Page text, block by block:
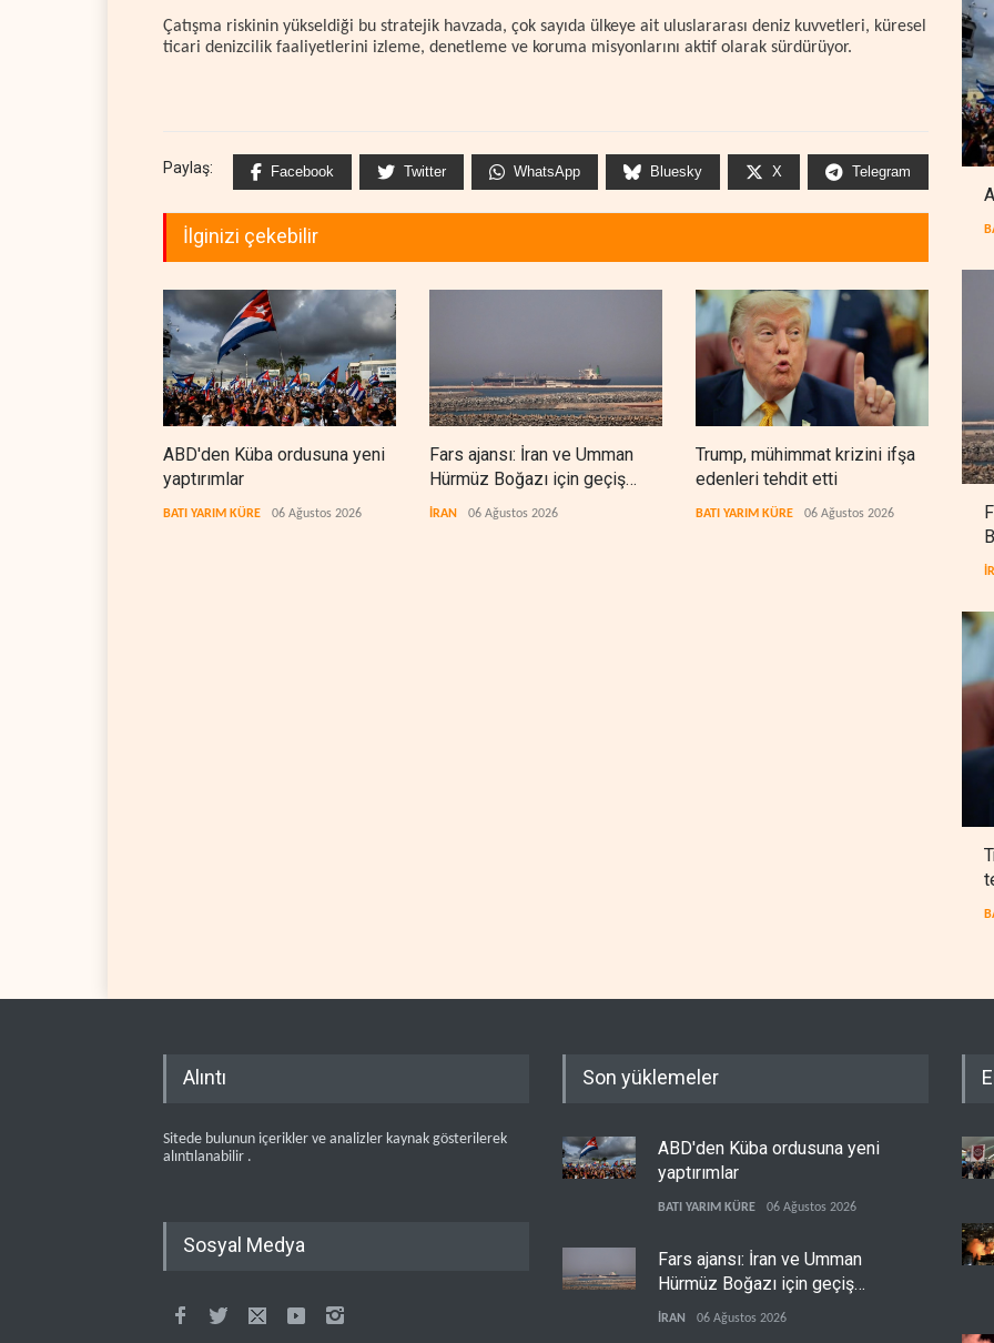
Çatışma riskinin yükseldiği bu stratejik havzada, çok sayıda ülkeye ait uluslararası deniz kuvvetleri, küresel
ticari denizcilik faaliyetlerini izleme, denetleme ve koruma misyonlarını aktif olarak sürdürüyor.
Paylaş: Facebook Twitter WhatsApp Bluesky X Telegram
İlginizi çekebilir
ABD'den Küba ordusuna yeni
yaptırımlar
BATI YARIM KÜRE 06 Ağustos 2026
Fars ajansı: İran ve Umman
Hürmüz Boğazı için geçiş
koridorlarında anlaştı
İRAN 06 Ağustos 2026
Trump, mühimmat krizini ifşa
edenleri tehdit etti
BATI YARIM KÜRE 06 Ağustos 2026 BATI
Alıntı
Sitede bulunun içerikler ve analizler kaynak gösterilerek
alıntılanabilir .
Sosyal Medya
Son yüklemeler
ABD'den Küba ordusuna yeni
yaptırımlar
BATI YARIM KÜRE 06 Ağustos 2026
Fars ajansı: İran ve Umman
Hürmüz Boğazı için geçiş
koridorlarında anlaştı
İRAN 06 Ağustos 2026